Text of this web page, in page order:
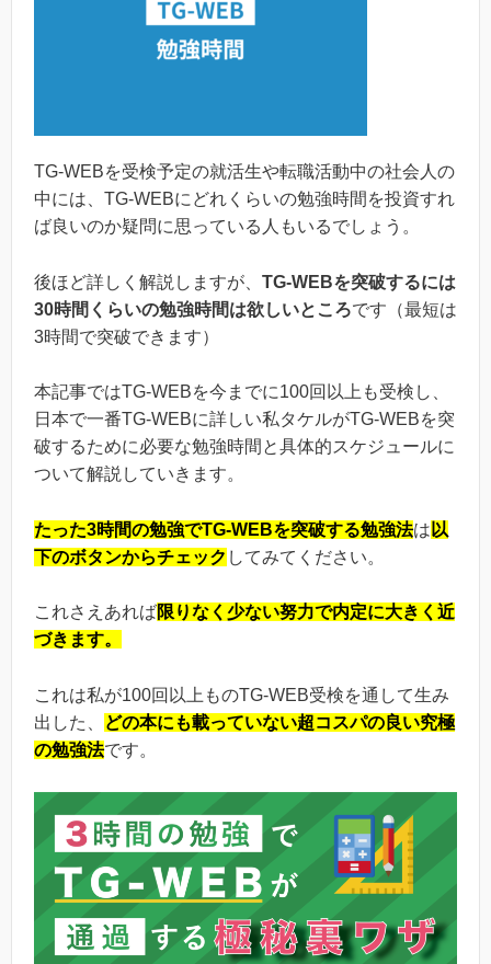
TG-WEBを受検予定の就活生や転職活動中の社会人の
中には、TG-WEBにどれくらいの勉強時間を投資すれ
ば良いのか疑問に思っている人もいるでしょう。
後ほど詳しく解説しますが、 TG-WEBを突破するには
30時間くらいの勉強時間は欲しいところです（最短は
3時間で突破できます）
本記事ではTG-WEBを今までに100回以上も受検し、
日本で一番TG-WEBに詳しい私タケルがTG-WEBを突
破するために必要な勉強時間と具体的スケジュールに
ついて解説していきます。
たった3時間の勉強でTG-WEBを突破する勉強法は 以
下のボタンからチェック してみてください。
これさえあれば限りなく少ない努力で内定に大きく近
づきます。
これは私が100回以上ものTG-WEB受検を通して生み
出した、
どの本にも載っていない超コスパの良い究極
の勉強法です。